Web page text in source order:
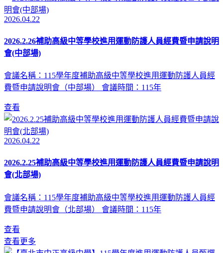
2026.04.22
2026.2.26補助高級中等學校進用運動防護人員經費暨申請說明
會(中部場)
會議名稱：115學年度補助高級中等學校進用運動防護人員經
費暨申請說明會（中部場） 會議時間：115年
查看
2026.04.22
2026.2.25補助高級中等學校進用運動防護人員經費暨申請說明
會(北部場)
會議名稱：115學年度補助高級中等學校進用運動防護人員經
費暨申請說明會（北部場） 會議時間：115年
查看
查看更多